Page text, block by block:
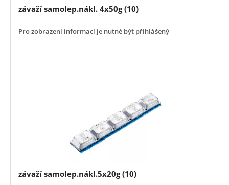
závaží samolep.nákl. 4x50g (10)
Pro zobrazení informací je nutné být přihlášený
závaží samolep.nákl.5x20g (10)